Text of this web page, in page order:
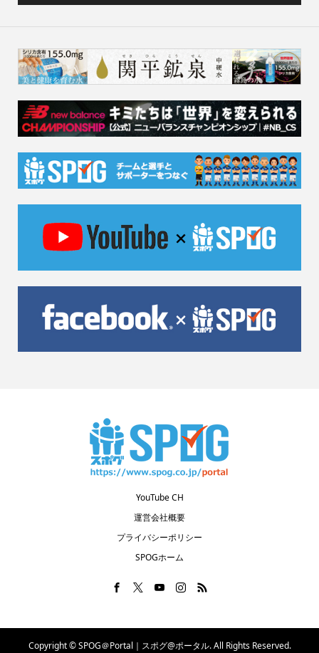
YouTube CH
運営会社概要
プライバシーポリシー
SPOGホーム
Copyright ©SPOG＠Portal｜スポグ@ポータル. All Rights Reserved.